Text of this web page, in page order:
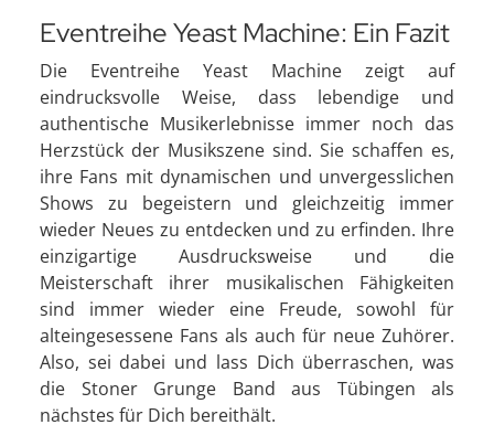
Eventreihe Yeast Machine: Ein Fazit
Die Eventreihe Yeast Machine zeigt auf
eindrucksvolle Weise, dass lebendige und
authentische Musikerlebnisse immer noch das
Herzstück der Musikszene sind. Sie schaffen es,
ihre Fans mit dynamischen und unvergesslichen
Shows zu begeistern und gleichzeitig immer
wieder Neues zu entdecken und zu erfinden. Ihre
einzigartige Ausdrucksweise und die
Meisterschaft ihrer musikalischen Fähigkeiten
sind immer wieder eine Freude, sowohl für
alteingesessene Fans als auch für neue Zuhörer.
Also, sei dabei und lass Dich überraschen, was
die Stoner Grunge Band aus Tübingen als
nächstes für Dich bereithält.